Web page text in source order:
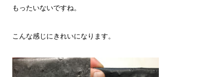
もったいないですね。
こんな感じにきれいになります。